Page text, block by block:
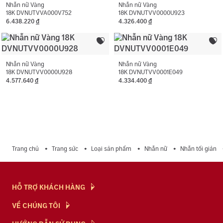
Nhẫn nữ Vàng
18K DVNUTVVA000V752
6.438.220 đ
Nhẫn nữ Vàng
18K DVNUTVV0000U923
4.326.400 đ
Nhẫn nữ Vàng
18K DVNUTVV0000U928
4.577.640 đ
Nhẫn nữ Vàng
18K DVNUTVV0001E049
4.334.400 đ
Trang chủ Trang sức Loại sản phẩm Nhẫn nữ Nhẫn tối giản
HỖ TRỢ KHÁCH HÀNG
Hỏi & Đáp
Chính Sách
VỀ CHÚNG TÔI
NTJ Flagship